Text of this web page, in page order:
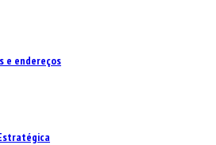
e endereços